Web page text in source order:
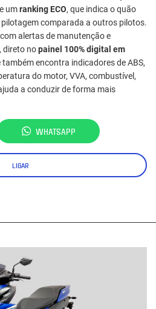
umranking ECO, que indica o quão
comparada a outros pilotos.
alertas de manutenção e
direto nopainel 100% digital em
também encontra indicadores de ABS,
do motor, VVA, combustível,
a conduzir de forma mais
WHATSAPP
LIGAR